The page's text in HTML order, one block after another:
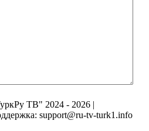
ТВ" 2024 - 2026 |
support@ru-tv-turk1.info